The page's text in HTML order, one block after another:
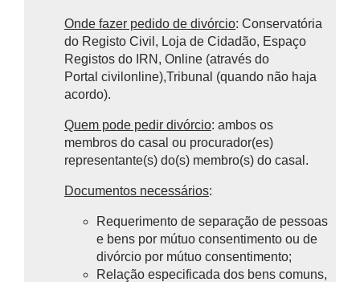
Onde fazer pedido de divórcio: Conservatória
do Registo Civil, Loja de Cidadão, Espaço
Registos do IRN, Online (através do
Portal civilonline),Tribunal (quando não haja
acordo).
Quem pode pedir divórcio: ambos os
membros do casal ou procurador(es)
representante(s) do(s) membro(s) do casal.
Documentos necessários:
Requerimento de separação de pessoas
e bens por mútuo consentimento ou de
divórcio por mútuo consentimento;
Relação especificada dos bens comuns,